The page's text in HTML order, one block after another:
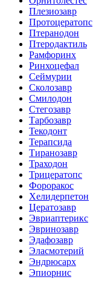
Плезиозавр
Протоцератопс
Птеранодон
Птеродактиль
Рамфоринх
Ринхоцефал
Сеймурии
Сколозавр
Смилодон
Стегозавр
Тарбозавр
Текодонт
Терапсида
Тиранозавр
Траходон
Трицератопс
Фороракос
Хелидерпетон
Цератозавр
Эвриаптерикс
Эвринозавр
Эдафозавр
Эласмотерий
Эндрюсарх
Эпиорнис